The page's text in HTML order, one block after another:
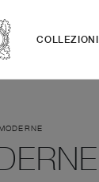
COLLEZIONI